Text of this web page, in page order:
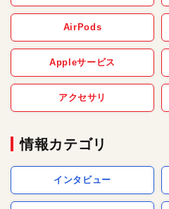
AirPods
Appleサービス
アクセサリ
情報カテゴリ
インタビュー